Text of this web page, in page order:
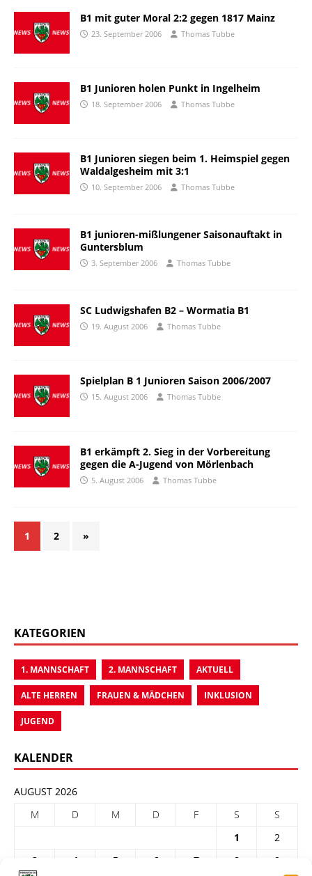
B1 mit guter Moral 2:2 gegen 1817 Mainz
23. September 2006 Thomas Tubbe
B1 Junioren holen Punkt in Ingelheim
18. September 2006 Thomas Tubbe
B1 Junioren siegen beim 1. Heimspiel gegen
Waldalgesheim mit 3:1
10. September 2006 Thomas Tubbe
B1 junioren-mißlungener Saisonauftakt in
Guntersblum
3. September 2006 Thomas Tubbe
SC Ludwigshafen B2 – Wormatia B1
19. August 2006 Thomas Tubbe
Spielplan B 1 Junioren Saison 2006/2007
15. August 2006 Thomas Tubbe
B1 erkämpft 2. Sieg in der Vorbereitung
gegen die A-Jugend von Mörlenbach
5. August 2006 Thomas Tubbe
1 2 »
KATEGORIEN
1. MANNSCHAFT 2. MANNSCHAFT AKTUELL
ALTE HERREN FRAUEN & MÄDCHEN INKLUSION
JUGEND
KALENDER
AUGUST 2026
M
D M D F S
S
1
2
3
4 5 6 7 8 9